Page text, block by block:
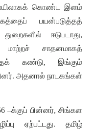
கொண்ட இளம்
பயன்படுத்தத்
ஈடுபடாது,
மாற்றச் சாதனமாகத்
கண்டு, இங்கும்
. அதனால் நாடகங்கள்
–க்குப் பின்னர்,சிங்கள
ஏற்பட்டது.தமிழ்